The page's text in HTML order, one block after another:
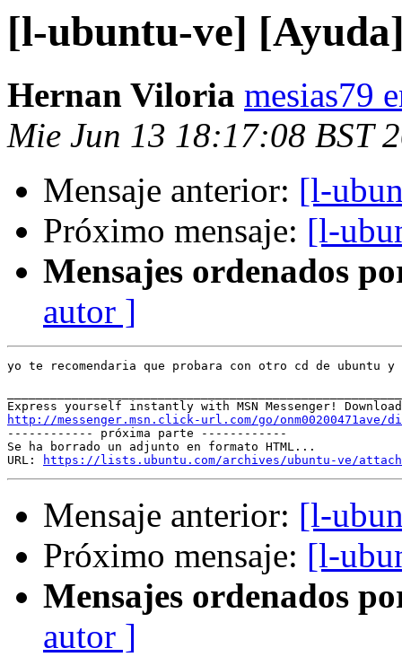
[l-ubuntu-ve]
Hernan Viloria mesias79
Mie Jun 13 18:17:08 BST
Mensaje anterior: [l-
Próximo mensaje: [l-
Mensajes ordenados
autor ]
yo te recomendaria que probara con otro cd de ubuntu
http://messenger.msn.click-url.com/go/onm00200471ave/
------------ próxima parte ------------
Se ha borrado un adjunto en formato HTML...
URL:
https://lists.ubuntu.com/archives/ubuntu-ve/
Mensaje anterior: [l-
Próximo mensaje: [l-
Mensajes ordenados
autor ]